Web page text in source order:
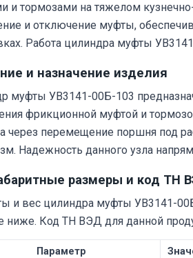
и тормозами на тяжелом
и отключение муфты,
Работа цилиндра муфты
и назначение изделия
муфты УВ3141-00Б-103
фрикционной муфтой и
через перемещение поршня под
Надежность данного узла
размеры и код ТН
и вес цилиндра муфты УВ3141-
ниже. Код ТН ВЭД для данной
Параметр